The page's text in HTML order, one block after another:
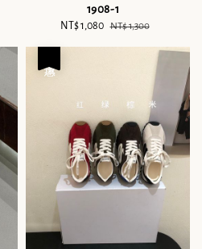
1908-1
Sale
NT$ 1,080 Regular
NT$ 1,300